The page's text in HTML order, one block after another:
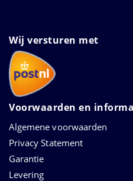
Wij versturen met
Voorwaarden en
Algemene voorwaarden
Privacy Statement
Garantie
Levering